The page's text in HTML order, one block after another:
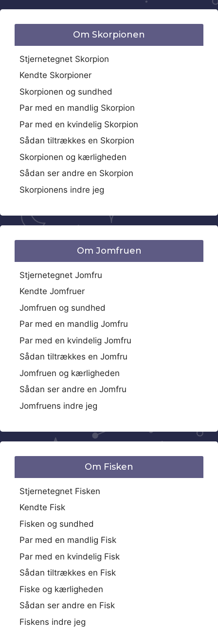
Om Skorpionen
Stjernetegnet Skorpion
Kendte Skorpioner
Skorpionen og sundhed
Par med en mandlig Skorpion
Par med en kvindelig Skorpion
Sådan tiltrækkes en Skorpion
Skorpionen og kærligheden
Sådan ser andre en Skorpion
Skorpionens indre jeg
Om Jomfruen
Stjernetegnet Jomfru
Kendte Jomfruer
Jomfruen og sundhed
Par med en mandlig Jomfru
Par med en kvindelig Jomfru
Sådan tiltrækkes en Jomfru
Jomfruen og kærligheden
Sådan ser andre en Jomfru
Jomfruens indre jeg
Om Fisken
Stjernetegnet Fisken
Kendte Fisk
Fisken og sundhed
Par med en mandlig Fisk
Par med en kvindelig Fisk
Sådan tiltrækkes en Fisk
Fiske og kærligheden
Sådan ser andre en Fisk
Fiskens indre jeg